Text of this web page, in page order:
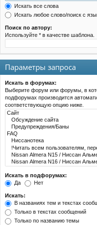
Искать все слова
Искать любое слово/поиск с
Поиск по автору:
Используйте * в качестве шаблона.
Параметры запроса
Искать в форумах:
Выберите форум или форумы, в
подфорумах производится
соответствующую опцию ниже.
Искать в подфорумах:
Да
Нет
Искать:
В названиях тем и текстах
Только в текстах сообщений
Только по названию темы